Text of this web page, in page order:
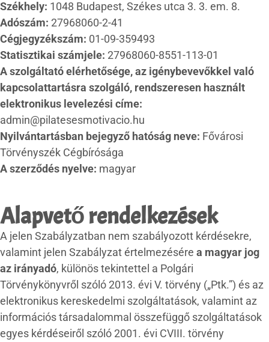
Székhely: 1048 Budapest, Székes utca 3. 3. em. 8.
Adószám: 27968060-2-41
Cégjegyzékszám: 01-09-359493
Statisztikai számjele: 27968060-8551-113-01
A szolgáltató elérhetősége, az igénybevevőkkel való
kapcsolattartásra szolgáló, rendszeresen használt
elektronikus levelezési címe:
admin@pilatesesmotivacio.hu
Nyilvántartásban bejegyző hatóság neve: Fővárosi
Törvényszék Cégbírósága
A szerződés nyelve: magyar
Alapvető rendelkezések
A jelen Szabályzatban nem szabályozott kérdésekre,
valamint jelen Szabályzat értelmezésére a magyar jog
az irányadó, különös tekintettel a Polgári
Törvénykönyvről szóló 2013. évi V. törvény („Ptk.”) és az
elektronikus kereskedelmi szolgáltatások, valamint az
információs társadalommal összefüggő szolgáltatások
egyes kérdéseiről szóló 2001. évi CVIII. törvény